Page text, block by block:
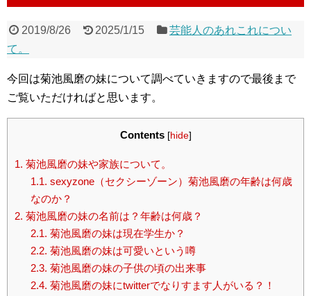
2019/8/26 2025/1/15
芸能人のあれこれについ
て。
今回は菊池風磨の妹について調べていきますので最後まで
ご覧いただければと思います。
Contents [hide]
1. 菊池風磨の妹や家族について。
1.1. sexyzone（セクシーゾーン）菊池風磨の年齢は何歳
なのか？
2. 菊池風磨の妹の名前は？年齢は何歳？
2.1. 菊池風磨の妹は現在学生か？
2.2. 菊池風磨の妹は可愛いという噂
2.3. 菊池風磨の妹の子供の頃の出来事
2.4. 菊池風磨の妹にtwitterでなりすます人がいる？！